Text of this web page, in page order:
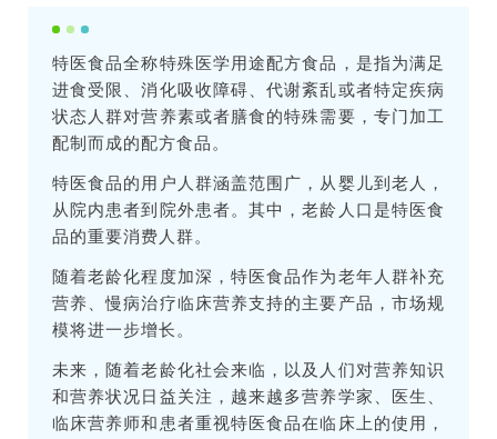
特医食品全称特殊医学用途配方食品，是指为满足
进食受限、消化吸收障碍、代谢紊乱或者特定疾病
状态人群对营养素或者膳食的特殊需要，专门加工
配制而成的配方食品。
特医食品的用户人群涵盖范围广，从婴儿到老人，
从院内患者到院外患者。其中，老龄人口是特医食
品的重要消费人群。
随着老龄化程度加深，特医食品作为老年人群补充
营养、慢病治疗临床营养支持的主要产品，市场规
模将进一步增长。
未来，随着老龄化社会来临，以及人们对营养知识
和营养状况日益关注，越来越多营养学家、医生、
临床营养师和患者重视特医食品在临床上的使用，